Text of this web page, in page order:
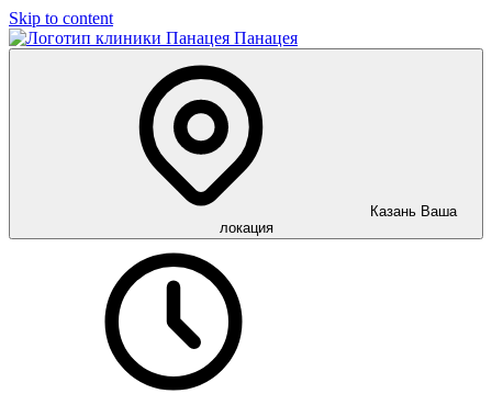
Skip to content
Панацея
Казань Ваша
локация